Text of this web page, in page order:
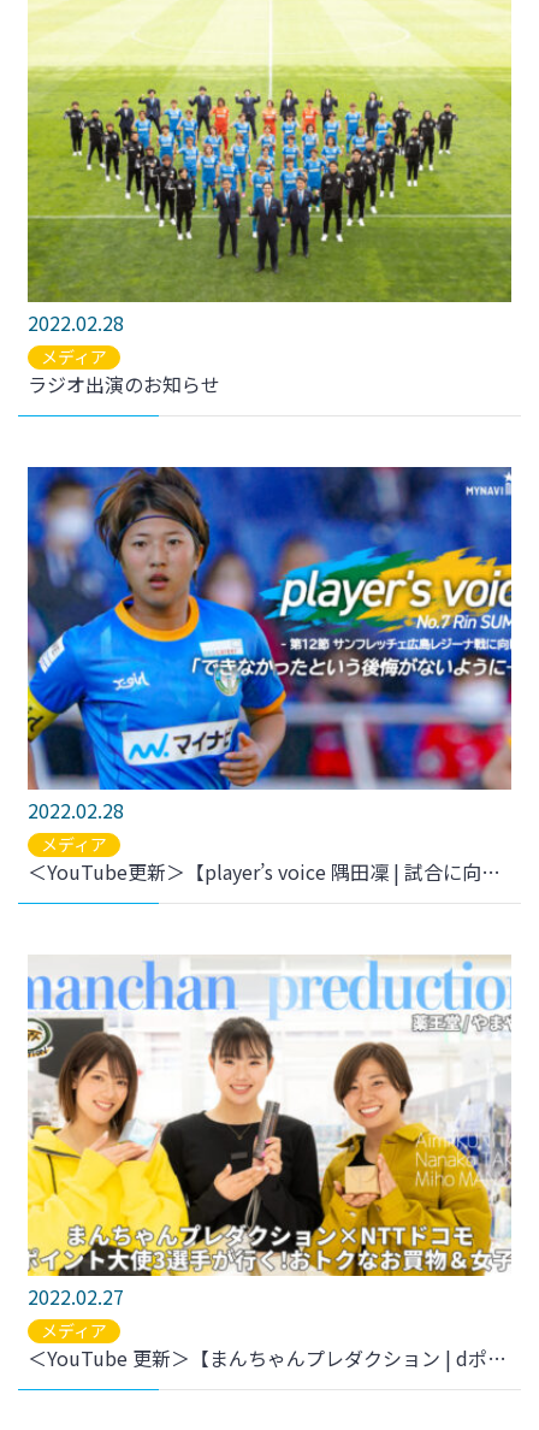
2022.02.28
メディア
ラジオ出演のお知らせ
2022.02.28
メディア
＜YouTube更新＞【player’s voice 隅田凜 | 試合に向けたコメント】をアップしました
2022.02.27
メディア
＜YouTube 更新＞【まんちゃんプレダクション | dポイント大使「薬王堂・やまや」お買物編 】 をアップしました